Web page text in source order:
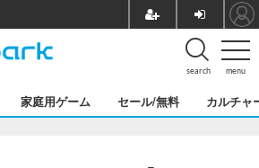
menu
search
家庭用ゲーム セール/無料 カルチャ